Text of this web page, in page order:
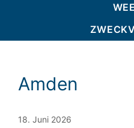
Amden
18. Juni 2026